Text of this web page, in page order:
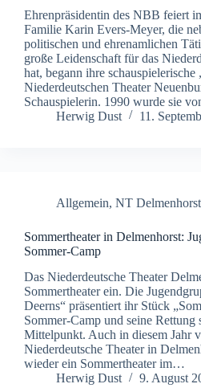
Ehrenpräsidentin des NBB feiert
Familie Karin Evers-Meyer, die
politischen und ehrenamlichen
große Leidenschaft für das
hat, begann ihre schauspielerische
Niederdeutschen Theater
Schauspielerin. 1990 wurde sie
Herwig Dust
11.
Allgemein, NT Delmenhorst
Sommertheater in Delmenhorst:
Sommer-Camp
Das Niederdeutsche Theater
Sommertheater ein. Die
Deerns“ präsentiert ihr Stück
Sommer-Camp und seine Rettung
Mittelpunkt. Auch in diesem Jahr
Niederdeutsche Theater in
wieder ein Sommertheater im…
Herwig Dust
9. August